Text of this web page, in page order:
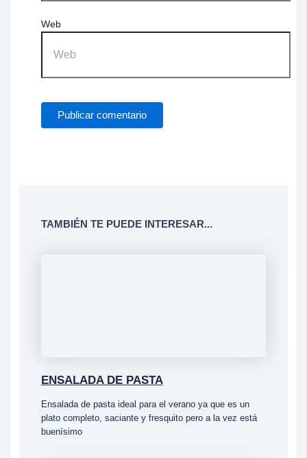
Web
TAMBIÉN TE PUEDE INTERESAR...
ENSALADA DE PASTA
Ensalada de pasta ideal para el verano ya que es un
plato completo, saciante y fresquito pero a la vez está
buenísimo